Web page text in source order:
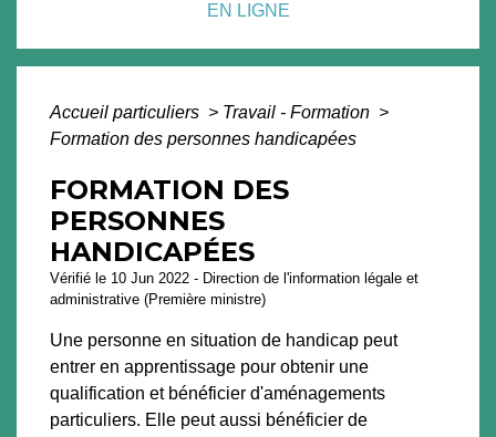
EN LIGNE
Accueil particuliers > Travail - Formation >
Formation des personnes handicapées
FORMATION DES
PERSONNES
HANDICAPÉES
Vérifié le 10 Jun 2022 - Direction de l'information légale et
administrative (Première ministre)
Une personne en situation de handicap peut
entrer en apprentissage pour obtenir une
qualification et bénéficier d'aménagements
particuliers. Elle peut aussi bénéficier de